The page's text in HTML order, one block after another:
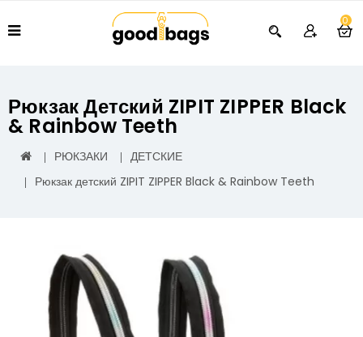
0
Рюкзак Детский ZIPIT ZIPPER Black
& Rainbow Teeth
РЮКЗАКИ
ДЕТСКИЕ
Рюкзак детский ZIPIT ZIPPER Black & Rainbow Teeth